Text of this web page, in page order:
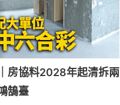
房協料2028年起清拆兩
鵠臺